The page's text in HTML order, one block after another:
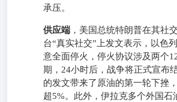
承压。
供应端 ，美国总统特朗普在其社
台“真实社交”上发文表示，以色
意全面停火，停火协议涉及两个
期，24小时后，战争将正式宣布
的发文带来了原油的第一轮下挫
超5%。此外，伊拉克多个外国石